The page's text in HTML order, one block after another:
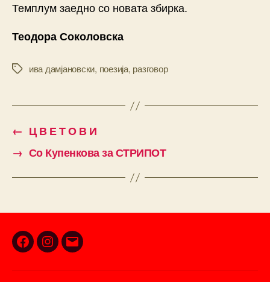
Темплум заедно со новата збирка.
Теодора Соколовска
Tagsива дамјановски, поезија, разговор
← Ц В Е Т О В И
→ Со Купенкова за СТРИПОТ
Facebook
Instagram
Email